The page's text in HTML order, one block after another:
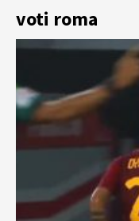
voti roma